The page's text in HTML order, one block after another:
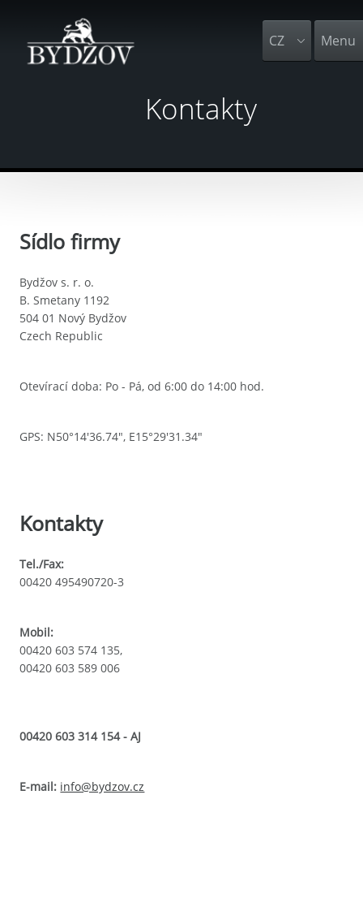
Menu
CZ
Kontakty
Sídlo firmy
Bydžov s. r. o.
B. Smetany 1192
504 01 Nový Bydžov
Czech Republic
Otevírací doba: Po - Pá, od 6:00 do 14:00 hod.
GPS: N50°14'36.74", E15°29'31.34"
Kontakty
Tel./Fax:
00420 495490720-3
Mobil:
00420 603 574 135,
00420 603 589 006
00420 603 314 154 - AJ
E-mail: info@bydzov.cz